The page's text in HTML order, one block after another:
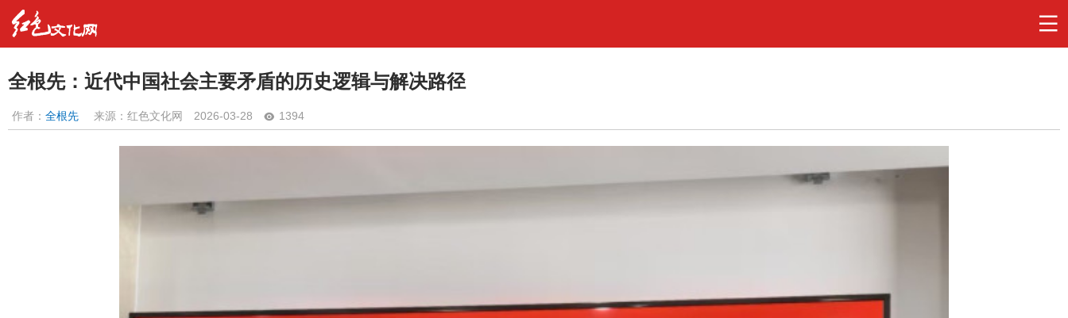
全根先：近代中国社会主要矛盾的历史逻辑与解决路径
作者： 全根先 来源：红色文化网 2026-03-28 1394